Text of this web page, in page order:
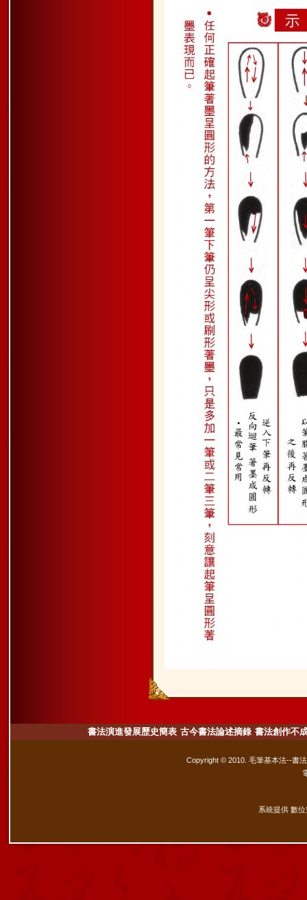
書法演進發展歷史簡表 古今書法論述摘錄 書法創作不
Copyright © 2010. 毛筆基本法--書
系統提供 數